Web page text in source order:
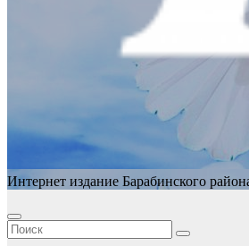
Интернет издание Барабинского